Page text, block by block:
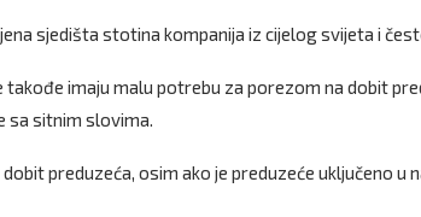
sjedišta stotina kompanija iz cijelog svijeta i
takođe imaju malu potrebu za porezom na dobit
sa sitnim slovima.
preduzeća, osim ako je preduzeće uključeno u